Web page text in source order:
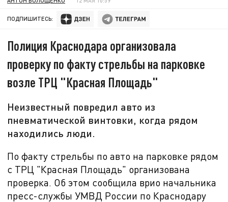
ПОДПИШИТЕСЬ:
Полиция Краснодара организовала
проверку по факту стрельбы на парковке
возле ТРЦ "Красная Площадь"
Неизвестный повредил авто из
пневматической винтовки, когда рядом
находились люди.
По факту стрельбы по авто на парковке рядом
с ТРЦ "Красная Площадь" организована
проверка. Об этом сообщила врио начальника
пресс-службы УМВД России по Краснодару